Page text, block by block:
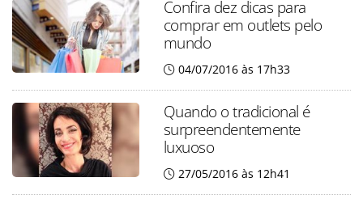
Confira dez dicas para
comprar em outlets pelo
mundo
04/07/2016 às 17h33
Quando o tradicional é
surpreendentemente
luxuoso
27/05/2016 às 12h41